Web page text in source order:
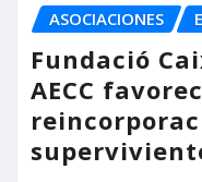
ASOCIACIONES
Fundació
AECC